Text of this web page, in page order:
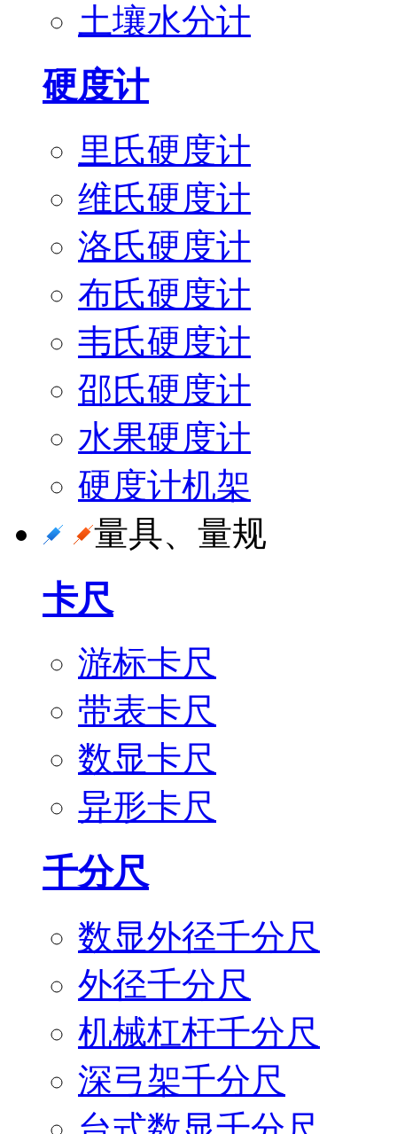
土壤水分计
硬度计
里氏硬度计
维氏硬度计
洛氏硬度计
布氏硬度计
韦氏硬度计
邵氏硬度计
水果硬度计
硬度计机架
量具、量规
卡尺
游标卡尺
带表卡尺
数显卡尺
异形卡尺
千分尺
数显外径千分尺
外径千分尺
机械杠杆千分尺
深弓架千分尺